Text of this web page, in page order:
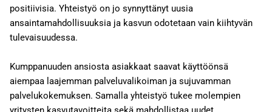
positiivisia. Yhteistyö on jo synnyttänyt uusia
ansaintamahdollisuuksia ja kasvun odotetaan vain kiihtyvän
tulevaisuudessa.
Kumppanuuden ansiosta asiakkaat saavat käyttöönsä
aiempaa laajemman palveluvalikoiman ja sujuvamman
palvelukokemuksen. Samalla yhteistyö tukee molempien